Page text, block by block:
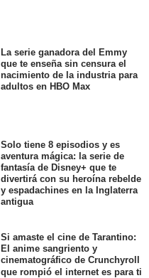
La serie ganadora del Emmy
que te enseña sin censura el
nacimiento de la industria para
adultos en HBO Max
Solo tiene 8 episodios y es
aventura mágica: la serie de
fantasía de Disney+ que te
divertirá con su heroína rebelde
y espadachines en la Inglaterra
antigua
Si amaste el cine de Tarantino:
El anime sangriento y
cinematográfico de Crunchyroll
que rompió el internet es para ti